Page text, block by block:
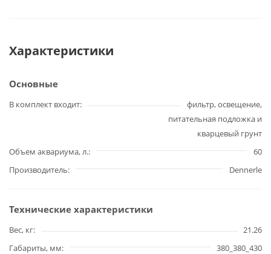
Характеристики
Основные
В комплект входит
фильтр, освещение,
питательная подложка и
кварцевый грунт
Объем аквариума, л.
60
Производитель
Dennerle
Технические характеристики
Вес, кг
21.26
Габариты, мм
380_380_430